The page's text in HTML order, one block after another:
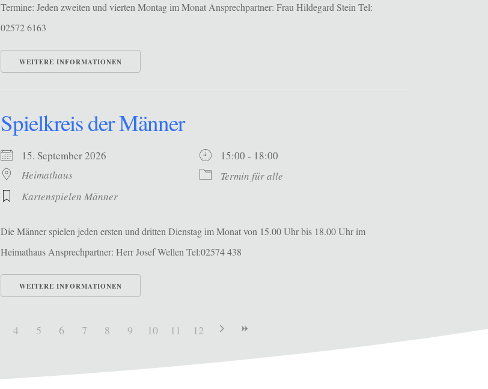
Termine: Jeden zweiten und vierten Montag im Monat Ansprechpartner: Frau Hildegard Stein Tel:
02572 6163
WEITERE INFORMATIONEN
Spielkreis der Männer
15. September 2026
15:00 - 18:00
Heimathaus
Termin für alle
Kartenspielen Männer
Die Männer spielen jeden ersten und dritten Dienstag im Monat von 15.00 Uhr bis 18.00 Uhr im
Heimathaus Ansprechpartner: Herr Josef Wellen Tel:02574 438
WEITERE INFORMATIONEN
4 5 6 7 8 9 10 11 12